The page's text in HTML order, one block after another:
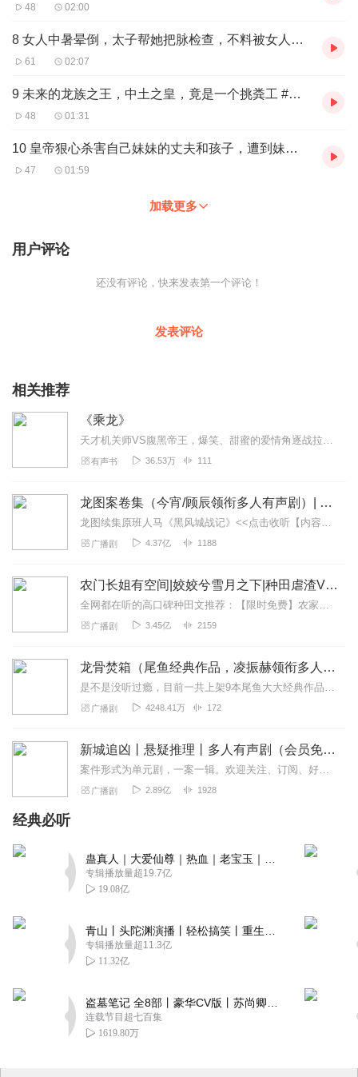
48 02:00
8 女人中暑晕倒，太子帮她把脉检查，不料被女人未婚夫看到 #爱情#古装剧#神话
61 02:07
9 未来的龙族之王，中土之皇，竟是一个挑粪工 #爱情#古装剧#神话
48 01:31
10 皇帝狠心杀害自己妹妹的丈夫和孩子，遭到妹妹的报复 #爱情#古装剧#神话
47 01:59
加载更多
用户评论
还没有评论，快来发表第一个评论！
发表评论
相关推荐
《乘龙》
天才机关师VS腹黑帝王，爆笑、甜蜜的爱情角逐战拉开帷幕；天姿国色伪装成柔弱小白花，却被某“恶人”拎回家“吃干抹净”；千万粉丝力荐，天造地设的一对，爱情来的刚刚好...
有声书 36.53万 111
龙图案卷集（今宵/顾辰领衔多人有声剧）| 探案
龙图续集原班人马《黑风城战记》<<点击收听【内容简介】《龙图案卷集》是由耳雅根据古典名著《三侠五义》（又叫七五）改编所写的网络小说，主要讲述的是鼠（白玉堂）...
广播剧 4.37亿 1188
农门长姐有空间|姣姣兮雪月之下|种田虐渣VIP免费
全网都在听的高口碑种田文推荐：【限时免费】农家小福女|姣姣兮郁雨竹|全网最快寒门大俗人|姣姣兮杜骁|萌宝女强古言爽文魏晋干饭人未删减全网最快|农家小福...
广播剧 3.45亿 2159
龙骨焚箱（尾鱼经典作品，凌振赫领衔多人有声剧）
是不是没听过瘾，目前一共上架9本尾鱼大大经典作品有声书啦~~听单合集已经准备好，赶紧收听：尾鱼有声书作品合集感受更多尾鱼作品的魅力！内容简介神话、传说、身世、解...
广播剧 4248.41万 172
新城追凶丨悬疑推理丨多人有声剧（会员免费）
案件形式为单元剧，一案一辑。欢迎关注、订阅、好评！“新闻里播不得的，咱们小说里见！”一座充满活力的新兴沿海城市，看似平常的生活中，却发生了种种离奇的罪犯案件，”...
广播剧 2.89亿 1928
经典必听
专辑播放量超19.7亿
19.08亿
专辑播放量超11.3亿
11.32亿
连载节目超七百集
1619.80万